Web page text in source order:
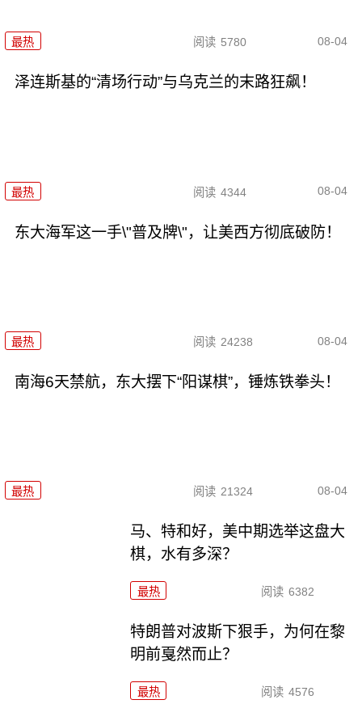
最热 阅读 5780 08-04
泽连斯基的“清场行动”与乌克兰的末路狂飙！
最热 阅读 4344 08-04
东大海军这一手\"普及牌\"，让美西方彻底破防！
最热 阅读 24238 08-04
南海6天禁航，东大摆下“阳谋棋”，锤炼铁拳头！
最热 阅读 21324 08-04
马、特和好，美中期选举这盘大
棋，水有多深？
最热 阅读 6382
特朗普对波斯下狠手，为何在黎
明前戛然而止？
最热 阅读 4576